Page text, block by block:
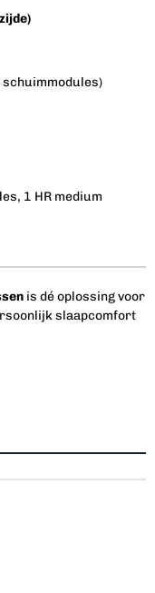
1 HR medium
is dé oplossing voor
slaapcomfort